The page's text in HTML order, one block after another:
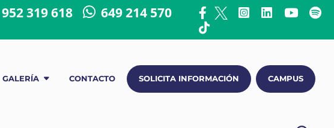
952 319 618 649 214 570
GALERÍA CONTACTO SOLICITA INFORMACIÓN CAMPUS